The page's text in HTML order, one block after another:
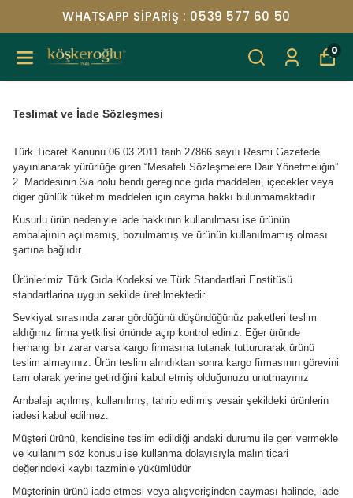
WHATSAPP SIPARIŞ : 0539 577 60 50
0
Teslimat ve İade Sözleşmesi
Türk Ticaret Kanunu 06.03.2011 tarih 27866 sayılı Resmi Gazetede
yayınlanarak yürürlüğe giren “Mesafeli Sözleşmelere Dair Yönetmeliğin”
2. Maddesinin 3/a nolu bendi geregince gıda maddeleri, içecekler veya
diger günlük tüketim maddeleri için cayma hakkı bulunmamaktadır.
Kusurlu ürün nedeniyle iade hakkının kullanılması ise ürünün
ambalajının açılmamış, bozulmamış ve ürünün kullanılmamış olması
şartına bağlıdır.
Ürünlerimiz Türk Gıda Kodeksi ve Türk Standartlari Enstitüsü
standartlarina uygun sekilde üretilmektedir.
Sevkiyat sırasında zarar gördüğünü düşündüğünüz paketleri teslim
aldığınız firma yetkilisi önünde açıp kontrol ediniz. Eğer üründe
herhangi bir zarar varsa kargo firmasına tutanak tuttururarak ürünü
teslim almayınız. Ürün teslim alındıktan sonra kargo firmasının görevini
tam olarak yerine getirdiğini kabul etmiş olduğunuzu unutmayınız
Ambalajı açılmış, kullanılmış, tahrip edilmiş vesair şekildeki ürünlerin
iadesi kabul edilmez.
Müşteri ürünü, kendisine teslim edildiği andaki durumu ile geri vermekle
ve kullanım söz konusu ise kullanma dolayısıyla malın ticari
değerindeki kaybı tazminle yükümlüdür
Müşterinin ürünü iade etmesi veya alışverişinden cayması halinde, iade